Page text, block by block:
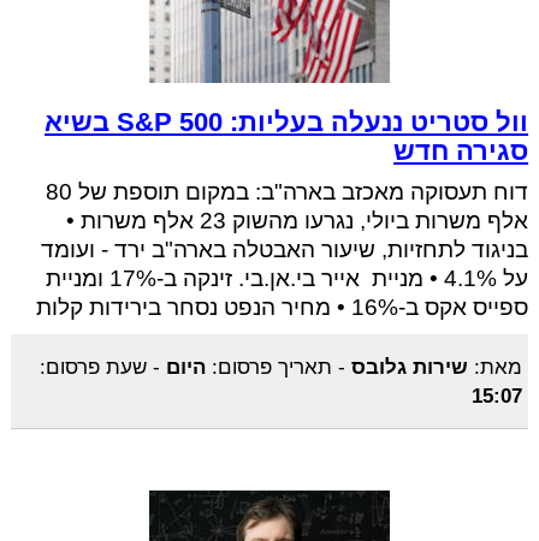
וול סטריט ננעלה בעליות: S&P 500 בשיא
סגירה חדש
דוח תעסוקה מאכזב בארה"ב: במקום תוספת של 80
אלף משרות ביולי, נגרעו מהשוק 23 אלף משרות •
בניגוד לתחזיות, שיעור האבטלה בארה"ב ירד - ועומד
על 4.1% • מניית אייר בי.אן.בי. זינקה ב-17% ומניית
ספייס אקס ב-16% • מחיר הנפט נסחר בירידות קלות
מאת: שירות גלובס- תאריך פרסום: היום - שעת פרסום:
15:07